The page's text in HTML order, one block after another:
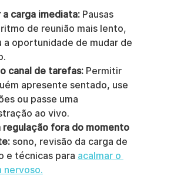
a carga imediata: Pausas
de reunião mais lento,
a oportunidade de mudar de
canal de tarefas: Permitir
apresente sentado, use
ou passe uma
ao vivo.
regulação fora do momento
sono, revisão da carga de
e técnicas para acalmar o
nervoso.